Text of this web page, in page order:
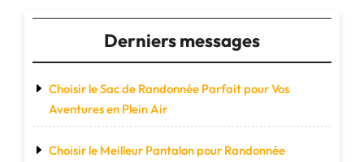
Derniers messages
Choisir le Sac de Randonnée Parfait pour Vos
Aventures en Plein Air
Choisir le Meilleur Pantalon pour Randonnée